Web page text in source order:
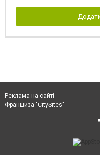
Реклама на сайті
Франшиза "CitySites"